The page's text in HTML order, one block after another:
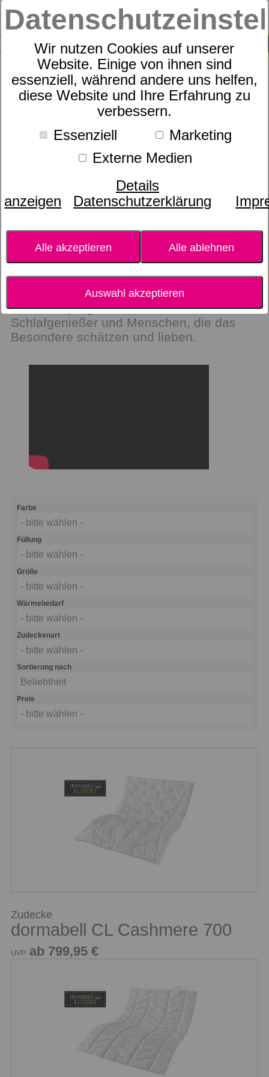
Wir nutzen Cookies auf unserer
Website. Einige von ihnen sind
essenziell, während andere uns helfen,
diese Website und Ihre Erfahrung zu
verbessern.
Essenziell
Marketing
Externe Medien
Details
anzeigen
Datenschutzerklärung
Alle akzeptieren Alle ablehnen
Auswahl akzeptieren
SUCHE
0
Produkte Zudecken
dormabell Atelier Collection
6 Produkte
dormabell Atelier
Collection
Perfekt verarbeitete Kostbarkeiten der
Natur. Jenseits aller hoch entwickelten
menschlichen Technologie bietet die Natur
dem Kenner Kostbarkeiten, die mit ihren
den kundigen Händen von erfahrenen
Spezialisten zu Produkten mit
hervorragenden Nutzwerten
weiterverarbeitet werden können. So ist
ein außergewöhnliches
Zudeckenprogramm entstanden - für
Schlafgenießer und Menschen, die das
Besondere schätzen und lieben.
Farbe
- bitte wählen -
Füllung
- bitte wählen -
Größe
- bitte wählen -
Wärmebedarf
- bitte wählen -
Zudeckenart
- bitte wählen -
Sortierung nach
Beliebtheit
Preis
- bitte wählen -
Zudecke
dormabell CL Cashmere 700
UVP ab 799,95 €